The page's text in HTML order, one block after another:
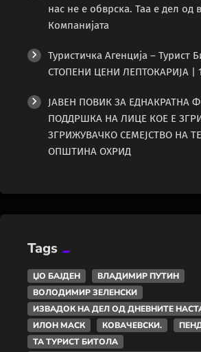
нас не е обврска. Таа е дел од
Компанијата
Туристичка Агенција – Турист
СТОПЕНИ ЦЕНИ ЛЕПТОКАРИЈА |
ЈАВЕН ПОВИК ЗА ЕДНАКРАТНА
ПОДДРШКА НА ЛИЦЕ КОЕ Е
ЗГРИЖУВАЧКО СЕМЕЈСТВО НА
ОПШТИНА ОХРИД
Tags
ЏО БАЈДЕН
ВЛАДИМИР ПУТИН
ВОЛОДИМИР ЗЕЛЕНСКИ
ИЗВАДОК НА ДЕЛ ОД ДНЕВНИТЕ
ИЛОН МАСК
КОВАЧЕВСКИ.
ТА ТУРИСТ БИТОЛА